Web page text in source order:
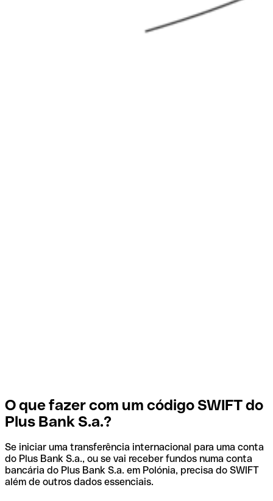
O que fazer com um código SWIFT do
Plus Bank S.a.?
Se iniciar uma transferência internacional para uma conta
do Plus Bank S.a., ou se vai receber fundos numa conta
bancária do Plus Bank S.a. em Polónia, precisa do SWIFT
além de outros dados essenciais.